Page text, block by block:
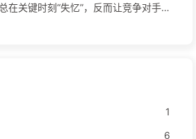
在关键时刻“失忆”，反而让竞争对手实
升？——慢慢学AI169
1
6